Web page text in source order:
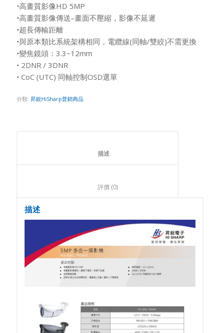
•高畫質影像HD 5MP
•高畫質影像傳送–畫面不壓縮，影像不延遲
•超長傳輸距離
•與原本類比系統架構相同，電纜線(同軸/雙絞)不需更換
•變焦鏡頭：3.3~12mm
• 2DNR / 3DNR
• CoC (UTC) 同軸控制OSD選單
分類: 昇銳HiSharp普銷商品
						描述
						評價 (0)
描述